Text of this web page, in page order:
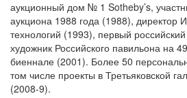
аукционный дом № 1 Sotheby’s,
аукциона 1988 года (1988), директор
технологий (1993), первый
художник Российского павильона на
биеннале (2001). Более 50
том числе проекты в Третьяковской
(2008-9).